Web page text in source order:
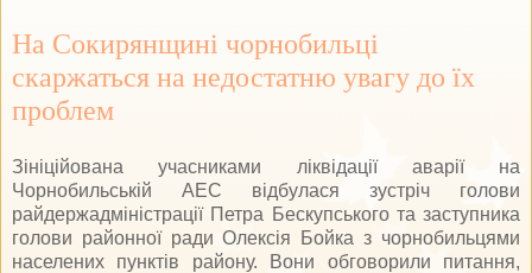
На Сокирянщині чорнобильці
скаржаться на недостатню увагу до їх
проблем
Зініційована учасниками ліквідації аварії на
Чорнобильській АЕС відбулася зустріч голови
райдержадміністрації Петра Бескупського та заступника
голови районної ради Олексія Бойка з чорнобильцями
населених пунктів району. Вони обговорили питання,